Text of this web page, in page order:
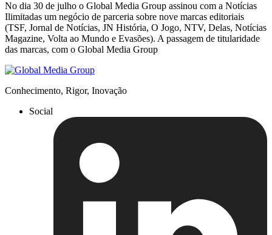
No dia 30 de julho o Global Media Group assinou com a Notícias
Ilimitadas um negócio de parceria sobre nove marcas editoriais
(TSF, Jornal de Notícias, JN História, O Jogo, NTV, Delas, Notícias
Magazine, Volta ao Mundo e Evasões). A passagem de titularidade
das marcas, com o Global Media Group
Conhecimento, Rigor, Inovação
Social